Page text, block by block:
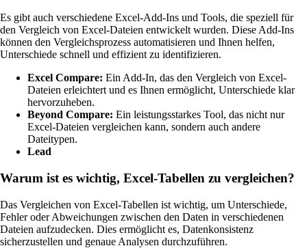
Es gibt auch verschiedene Excel-Add-Ins und Tools, die speziell für
den Vergleich von Excel-Dateien entwickelt wurden. Diese Add-Ins
können den Vergleichsprozess automatisieren und Ihnen helfen,
Unterschiede schnell und effizient zu identifizieren.
Excel Compare: Ein Add-In, das den Vergleich von Excel-
Dateien erleichtert und es Ihnen ermöglicht, Unterschiede klar
hervorzuheben.
Beyond Compare: Ein leistungsstarkes Tool, das nicht nur
Excel-Dateien vergleichen kann, sondern auch andere
Dateitypen.
Lead
Warum ist es wichtig, Excel-Tabellen zu vergleichen?
Das Vergleichen von Excel-Tabellen ist wichtig, um Unterschiede,
Fehler oder Abweichungen zwischen den Daten in verschiedenen
Dateien aufzudecken. Dies ermöglicht es, Datenkonsistenz
sicherzustellen und genaue Analysen durchzuführen.